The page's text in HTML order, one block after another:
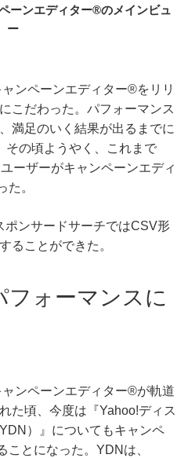
ーンエディター®のメインビュ
ー
ンペーンエディター®をリリ
こだわった。パフォーマンス
満足のいく結果が出るまでに
その頃ようやく、これまで
ーザーがキャンペーンエディ
た。
ンサードサーチではCSV形
ることができた。
フォーマンスに
ンペーンエディター®が軌道
た頃、今度は『Yahoo!ディス
）』についてもキャンペ
とになった。YDNは、